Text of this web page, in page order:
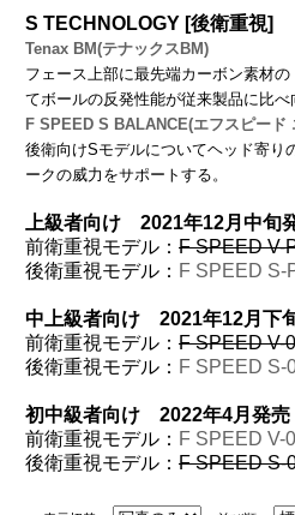
S TECHNOLOGY [後衛重視]
Tenax BM(テナックスBM)
フェース上部に最先端カーボン素材
てボールの反発性能が従来製品に比べ
F SPEED S BALANCE(エフスピード
後衛向けSモデルについてヘッド寄り
ークの威力をサポートする。
上級者向け 2021年12月中旬
前衛重視モデル： F SPEED V-
後衛重視モデル： F SPEED S-
中上級者向け 2021年12月下
前衛重視モデル： F SPEED V-
後衛重視モデル： F SPEED S-
初中級者向け 2022年4月発売
前衛重視モデル： F SPEED V-
後衛重視モデル： F SPEED S-